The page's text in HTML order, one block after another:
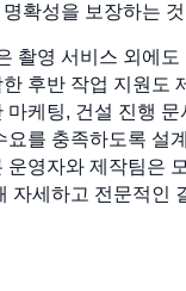
확성을 보장하는
촬영 서비스 외에도
후반 작업 지원도
마케팅, 건설 진행
를 충족하도록 설
운영자와 제작팀은
자세하고 전문적인